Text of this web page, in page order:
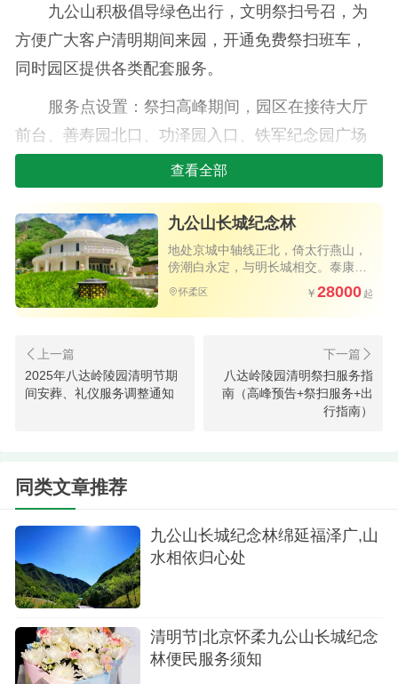
九公山积极倡导绿色出行，文明祭扫号召，为
方便广大客户清明期间来园，开通免费祭扫班车，
同时园区提供各类配套服务。
服务点设置：祭扫高峰期间，园区在接待大厅
前台、善寿园北口、功泽园入口、铁军纪念园广场
处、无名英雄纪念馆广场处设置服务区，提供以下
贴心服务：
每个墓位赠送菊花两支；
热水供应及鲜花、祭品售卖；
业务咨询受理；
接待大厅前台及铁军纪念园服务点设有急救
箱。
祭扫须知：墓区全域禁止吸烟、烧纸、焚香及
入园后请停车入位，配合工作人员的调度引
导，防止交通拥堵；
为保证墓区周边环境及墓位干净整洁，祭扫物
品将被定期清理，敬请理解。
发出地点：芍药居地铁站10号线E出口
查看全部
九公山长城纪念林
地处京城中轴线正北，倚太行燕山，
傍潮白永定，与明长城相交。泰康旗
下力作，独具匠心的树葬艺术墓碑，
北京为数不多的优质陵园
怀柔区 28000
2025年八达岭陵园清明节期
间安葬、礼仪服务调整通知
八达岭陵园清明祭扫服务指
南（高峰预告+祭扫服务+出
行指南）
同类文章推荐
九公山长城纪念林绵延福泽广,山
水相依归心处
清明节|北京怀柔九公山长城纪念
林便民服务须知